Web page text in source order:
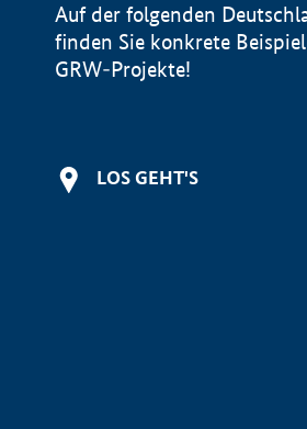
Auf der folgenden
finden Sie konkrete
GRW-Projekte!
LOS GEHT'S